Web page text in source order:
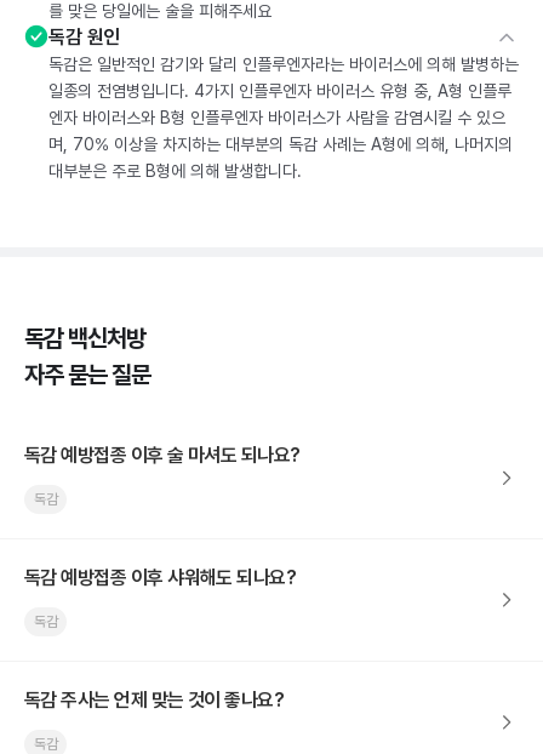
를 맞은 당일에는 술을 피해주세요
독감 원인
독감은 일반적인 감기와 달리 인플루엔자라는 바이러스에 의해 발병하는
일종의 전염병입니다. 4가지 인플루엔자 바이러스 유형 중, A형 인플루
엔자 바이러스와 B형 인플루엔자 바이러스가 사람을 감염시킬 수 있으
며, 70% 이상을 차지하는 대부분의 독감 사례는 A형에 의해, 나머지의
대부분은 주로 B형에 의해 발생합니다.
독감 백신처방
자주 묻는 질문
독감 예방접종 이후 술 마셔도 되나요?
독감
독감 예방접종 이후 샤워해도 되나요?
독감
독감 주사는 언제 맞는 것이 좋나요?
독감